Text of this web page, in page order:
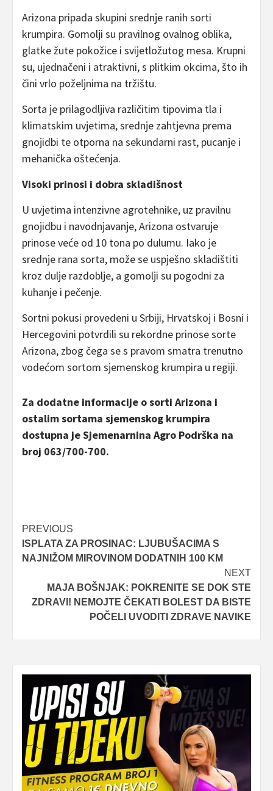
Arizona pripada skupini srednje ranih sorti
krumpira. Gomolji su pravilnog ovalnog oblika,
glatke žute pokožice i svijetložutog mesa. Krupni
su, ujednačeni i atraktivni, s plitkim okcima, što ih
čini vrlo poželjnima na tržištu.
Sorta je prilagodljiva različitim tipovima tla i
klimatskim uvjetima, srednje zahtjevna prema
gnojidbi te otporna na sekundarni rast, pucanje i
mehanička oštećenja.
Visoki prinosi i dobra skladišnost
U uvjetima intenzivne agrotehnike, uz pravilnu
gnojidbu i navodnjavanje, Arizona ostvaruje
prinose veće od 10 tona po dulumu. Iako je
srednje rana sorta, može se uspješno skladištiti
kroz dulje razdoblje, a gomolji su pogodni za
kuhanje i pečenje.
Sortni pokusi provedeni u Srbiji, Hrvatskoj i Bosni i
Hercegovini potvrdili su rekordne prinose sorte
Arizona, zbog čega se s pravom smatra trenutno
vodećom sortom sjemenskog krumpira u regiji.
Za dodatne informacije o sorti Arizona i
ostalim sortama sjemenskog krumpira
dostupna je Sjemenarnina Agro Podrška na
broj 063/700-700.
Post
navigation
PREVIOUS
ISPLATA ZA PROSINAC: LJUBUŠACIMA S
NAJNIŽOM MIROVINOM DODATNIH 100 KM
NEXT
MAJA BOŠNJAK: POKRENITE SE DOK STE
ZDRAVI! NEMOJTE ČEKATI BOLEST DA BISTE
POČELI UVODITI ZDRAVE NAVIKE